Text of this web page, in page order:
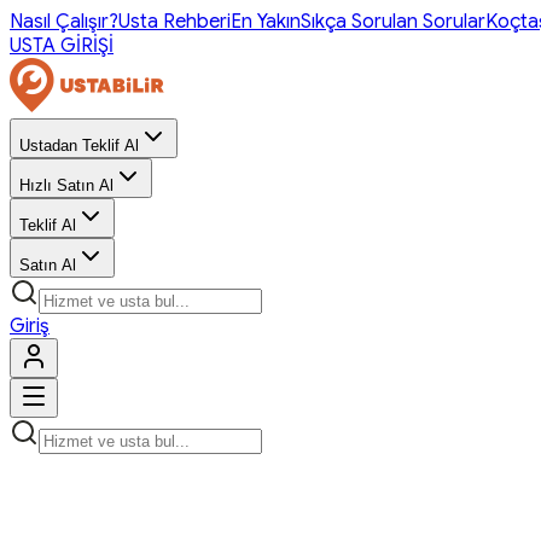
Nasıl Çalışır?Usta RehberiEn YakınSıkça Sorulan Sorular
USTA GİRİŞİ
Ustadan Teklif Al
Hızlı Satın Al
Teklif Al
Satın Al
Giriş